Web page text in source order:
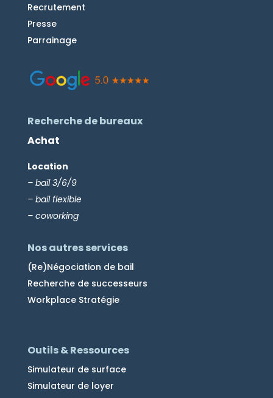
Recrutement
Presse
Parrainage
Recherche de bureaux
Achat
Location
– bail 3/6/9
– bail flexible
– coworking
Nos autres services
(Re)Négociation de bail
Recherche de successeurs
Workplace Stratégie
Outils & Ressources
Simulateur de surface
Simulateur de loyer